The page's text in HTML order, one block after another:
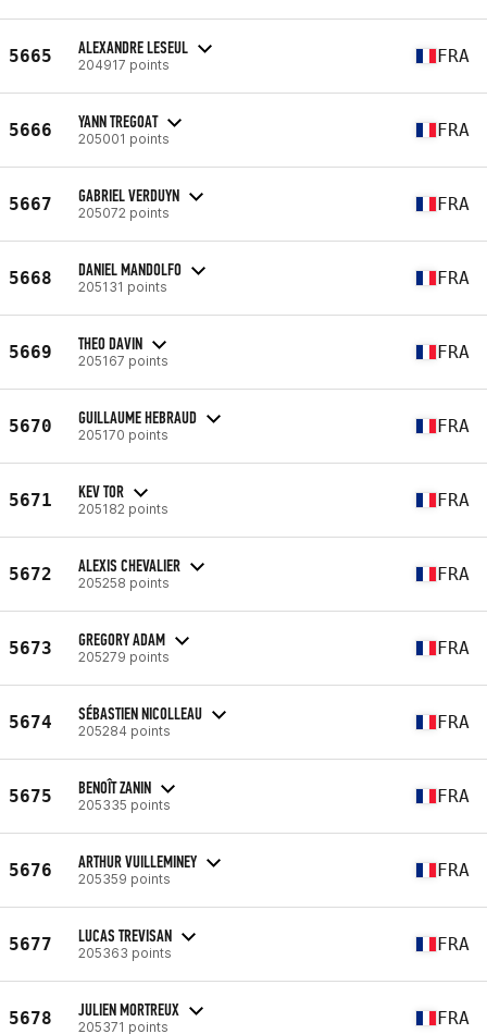
5665 ALEXANDRE LESEUL
204917 points FRA
5666 YANN TREGOAT
205001 points FRA
5667 GABRIEL VERDUYN
205072 points FRA
5668 DANIEL MANDOLFO
205131 points FRA
5669 THEO DAVIN
205167 points FRA
5670 GUILLAUME HEBRAUD
205170 points FRA
5671 KEV TOR
205182 points FRA
5672 ALEXIS CHEVALIER
205258 points FRA
5673 GREGORY ADAM
205279 points FRA
5674 SÉBASTIEN NICOLLEAU
205284 points FRA
5675 BENOÎT ZANIN
205335 points FRA
5676 ARTHUR VUILLEMINEY
205359 points FRA
5677 LUCAS TREVISAN
205363 points FRA
5678 JULIEN MORTREUX
205371 points FRA